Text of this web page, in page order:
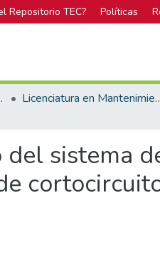
Repositorio TEC? Políticas
Licenciatura en
sistema